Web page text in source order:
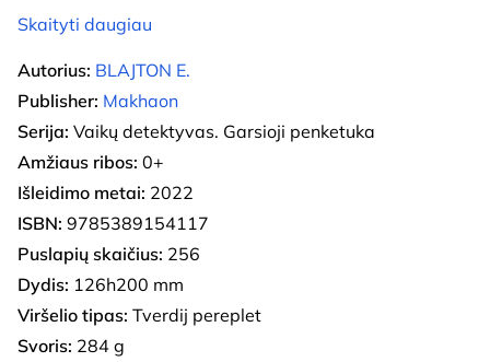
Skaityti daugiau
Autorius: BLAJTON E.
Publisher: Makhaon
Serija: Vaikų detektyvas. Garsioji penketuka
Amžiaus ribos: 0+
Išleidimo metai: 2022
ISBN: 9785389154117
Puslapių skaičius: 256
Dydis: 126h200 mm
Viršelio tipas: Tverdij pereplet
Svoris: 284 g